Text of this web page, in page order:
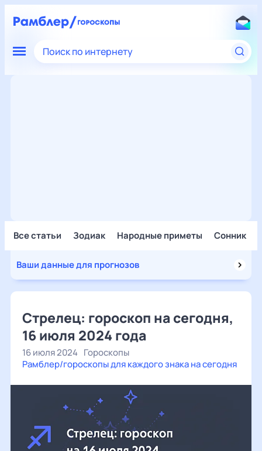
Поиск по интернету
Все статьи Зодиак Народные приметы Сонник
Ваши данные для прогнозов
Стрелец: гороскоп на сегодня,
16 июля 2024 года
16 июля 2024 Гороскопы
Рамблер/гороскопы для каждого знака на сегодня